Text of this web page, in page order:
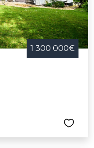
1 300 000€